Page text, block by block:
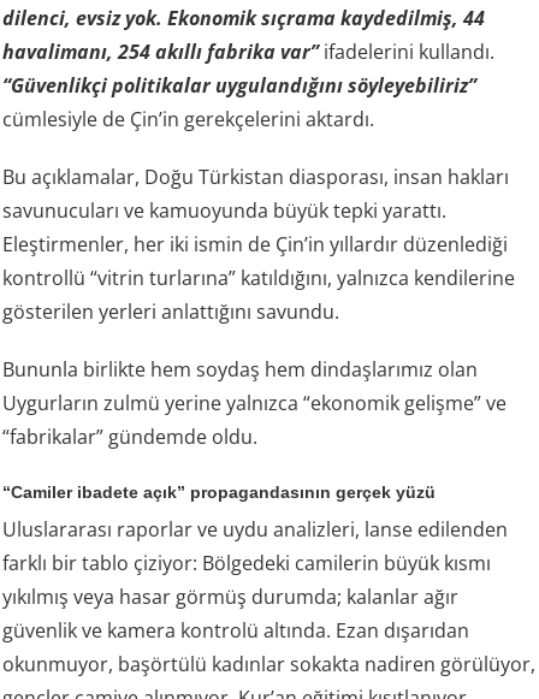
dilenci, evsiz yok. Ekonomik sıçrama kaydedilmiş, 44
havalimanı, 254 akıllı fabrika var” ifadelerini kullandı.
“Güvenlikçi politikalar uygulandığını söyleyebiliriz”
cümlesiyle de Çin’in gerekçelerini aktardı.
Bu açıklamalar, Doğu Türkistan diasporası, insan hakları
savunucuları ve kamuoyunda büyük tepki yarattı.
Eleştirmenler, her iki ismin de Çin’in yıllardır düzenlediği
kontrollü “vitrin turlarına” katıldığını, yalnızca kendilerine
gösterilen yerleri anlattığını savundu.
Bununla birlikte hem soydaş hem dindaşlarımız olan
Uygurların zulmü yerine yalnızca “ekonomik gelişme” ve
“fabrikalar” gündemde oldu.
“Camiler ibadete açık” propagandasının gerçek yüzü
Uluslararası raporlar ve uydu analizleri, lanse edilenden
farklı bir tablo çiziyor: Bölgedeki camilerin büyük kısmı
yıkılmış veya hasar görmüş durumda; kalanlar ağır
güvenlik ve kamera kontrolü altında. Ezan dışarıdan
okunmuyor, başörtülü kadınlar sokakta nadiren görülüyor,